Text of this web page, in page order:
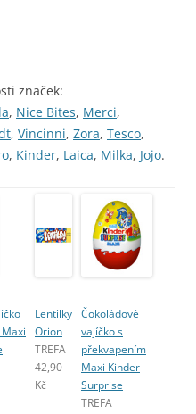
značek:
, Nice Bites, Merci,
, Vincinni, Zora, Tesco,
, Kinder, Laica, Milka, Jojo.
Lentilky
Orion
TREFA
42,90
Kč
Čokoládové
vajíčko s
překvapením
Maxi Kinder
Surprise
TREFA